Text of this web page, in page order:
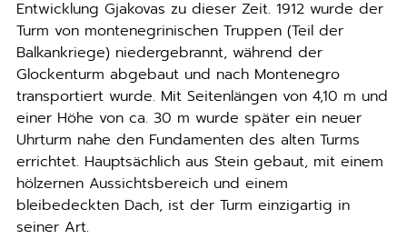
Entwicklung Gjakovas zu dieser Zeit. 1912 wurde der
Turm von montenegrinischen Truppen (Teil der
Balkankriege) niedergebrannt, während der
Glockenturm abgebaut und nach Montenegro
transportiert wurde. Mit Seitenlängen von 4,10 m und
einer Höhe von ca. 30 m wurde später ein neuer
Uhrturm nahe den Fundamenten des alten Turms
errichtet. Hauptsächlich aus Stein gebaut, mit einem
hölzernen Aussichtsbereich und einem
bleibedeckten Dach, ist der Turm einzigartig in
seiner Art.